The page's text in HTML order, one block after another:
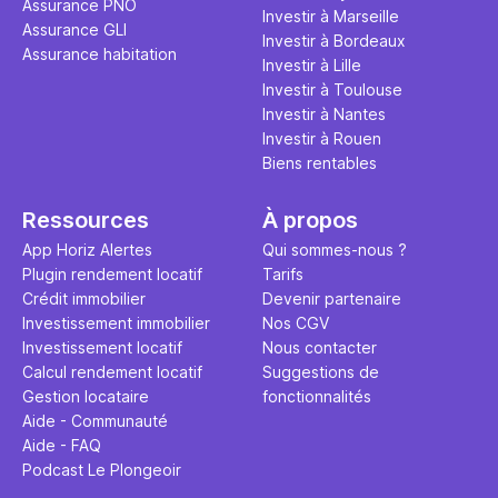
Assurance PNO
Assurance GLI
Assurance habitation
Investir à Marseille
Investir à Bordeaux
Investir à Lille
Investir à Toulouse
Investir à Nantes
Investir à Rouen
Biens rentables
Ressources
App Horiz Alertes
Plugin rendement locatif
Crédit immobilier
Investissement immobilier
Investissement locatif
Calcul rendement locatif
Gestion locataire
Aide - Communauté
Aide - FAQ
Podcast Le Plongeoir
À propos
Qui sommes-nous ?
Tarifs
Devenir partenaire
Nos CGV
Nous contacter
Suggestions de
fonctionnalités